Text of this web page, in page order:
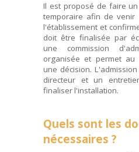
Il est proposé de faire
temporaire afin de venir
l'établissement et
doit être finalisée par
une commission
organisée et permet au
une décision.
directeur et un
finaliser l'installation.
Quels sont les
nécessaires ?